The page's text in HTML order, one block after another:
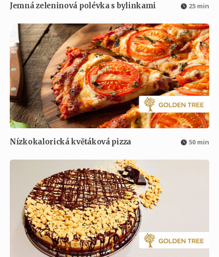
Jemná zeleninová polévka s bylinkami 25 min
Nízkokalorická květáková pizza 50 min